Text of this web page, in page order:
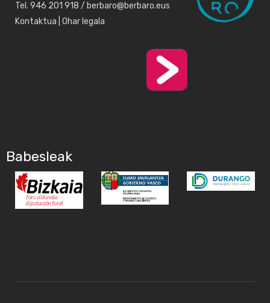
Tel. 946 201 918 / berbaro@berbaro.eus
Kontaktua Ohar legala
Babesleak